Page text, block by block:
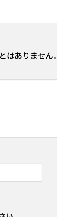
はありません。